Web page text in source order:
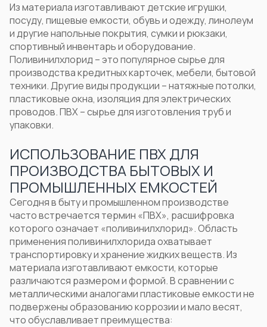
Из материала изготавливают детские игрушки,
посуду, пищевые емкости, обувь и одежду, линолеум
и другие напольные покрытия, сумки и рюкзаки,
спортивный инвентарь и оборудование.
Поливинилхлорид – этопопулярное сырье для
производства кредитных карточек, мебели, бытовой
техники. Другие виды продукции – натяжные потолки,
пластиковые окна, изоляция для электрических
проводов. ПВХ – сырье для изготовления труб и
упаковки.
ИСПОЛЬЗОВАНИЕ ПВХ ДЛЯ
ПРОИЗВОДСТВА БЫТОВЫХ И
ПРОМЫШЛЕННЫХ ЕМКОСТЕЙ
Сегодня в быту и промышленном производстве
часто встречается термин «ПВХ», расшифровка
которого означает «поливинилхлорид».Область
примененияполивинилхлорида охватывает
транспортировку и хранение жидких веществ. Из
материала изготавливают емкости, которые
различаются размером и формой. В сравнении с
металлическими аналогами пластиковые емкости не
подвержены образованию коррозии и мало весят,
что обуславливает преимущества: